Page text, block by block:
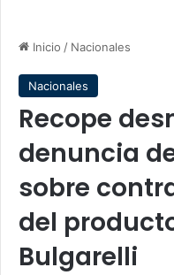
Inicio / Nacionales
Nacionales
Recope
denuncia
sobre
del
Bulgarelli